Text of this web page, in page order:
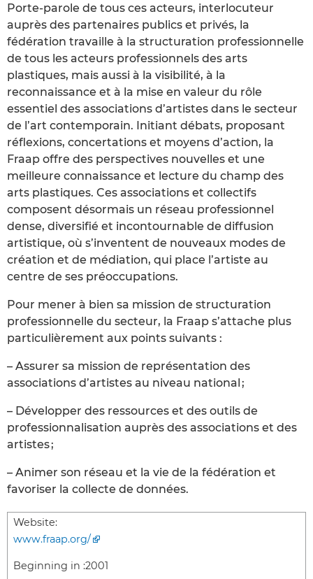
Porte-parole de tous ces acteurs, interlocuteur
auprès des partenaires publics et privés, la
fédération travaille à la structuration professionnelle
de tous les acteurs professionnels des arts
plastiques, mais aussi à la visibilité, à la
reconnaissance et à la mise en valeur du rôle
essentiel des associations d’artistes dans le secteur
de l’art contemporain. Initiant débats, proposant
réflexions, concertations et moyens d’action, la
Fraap offre des perspectives nouvelles et une
meilleure connaissance et lecture du champ des
arts plastiques. Ces associations et collectifs
composent désormais un réseau professionnel
dense, diversifié et incontournable de diffusion
artistique, où s’inventent de nouveaux modes de
création et de médiation, qui place l’artiste au
centre de ses préoccupations.
Pour mener à bien sa mission de structuration
professionnelle du secteur, la Fraap s’attache plus
particulièrement aux points suivants :
– Assurer sa mission de représentation des
associations d’artistes au niveau national ;
– Développer des ressources et des outils de
professionnalisation auprès des associations et des
artistes ;
– Animer son réseau et la vie de la fédération et
favoriser la collecte de données.
Website:
www.fraap.org/
Beginning in :2001